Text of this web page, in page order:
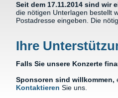
Seit dem 17.11.2014 sind wir
die nötigen Unterlagen bestellt
Postadresse eingeben. Die
Ihre
Falls Sie unsere Konzerte
Sponsoren sind willkommen,
Kontaktieren Sie uns.